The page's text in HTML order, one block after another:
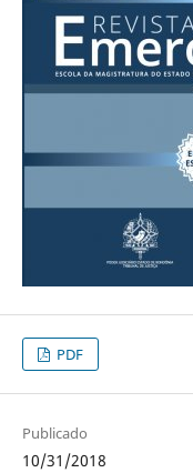
PDF
Publicado
10/31/2018